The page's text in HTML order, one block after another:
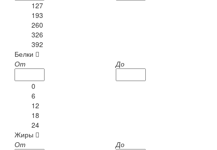
127
193
260
326
392
Белки
От
До
0
6
12
18
24
Жиры
От
До